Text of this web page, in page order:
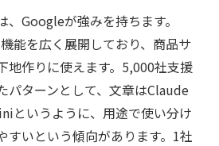
Googleが強みを持ちます。
能を広く展開しており、商品サ
地作りに使えます。5,000社支援
パターンとして、文章はClaude
というように、用途で使い分け
すいという傾向があります。1社